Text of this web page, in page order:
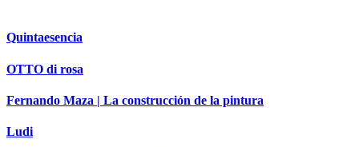
Quintaesencia
OTTO di rosa
Fernando Maza | La construcción de la pintura
Ludi